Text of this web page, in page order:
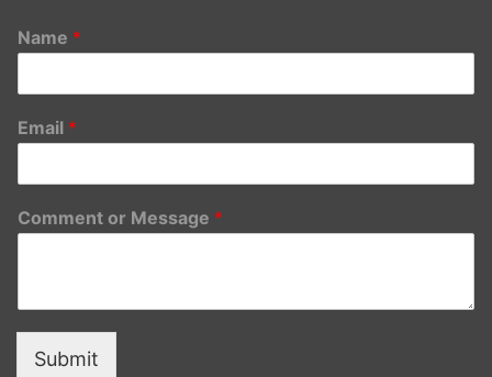
Name *
Email *
Comment or Message *
Submit